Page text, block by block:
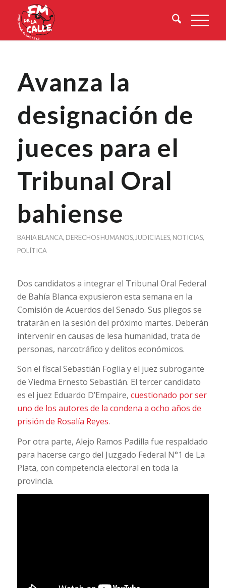
Avanza la
designación de
jueces para el
Tribunal Oral
bahiense
BAHIA BLANCA, DERECHOS HUMANOS, JUDICIALES, NOTICIAS,
POLÍTICA
Dos candidatos a integrar el Tribunal Oral Federal
de Bahía Blanca expusieron esta semana en la
Comisión de Acuerdos del Senado. Sus pliegos se
tratarán en la sesión del próximo martes. Deberán
intervenir en causas de lesa humanidad, trata de
personas, narcotráfico y delitos económicos.
Son el fiscal Sebastián Foglia y el juez subrogante
de Viedma Ernesto Sebastián. El tercer candidato
es el juez Eduardo D’Empaire, cuestionado por ser
uno de los autores de la condena a ocho años de
prisión de Rosalía Reyes.
Por otra parte, Alejo Ramos Padilla fue respaldado
para hacerse cargo del Juzgado Federal N°1 de La
Plata, con competencia electoral en toda la
provincia.